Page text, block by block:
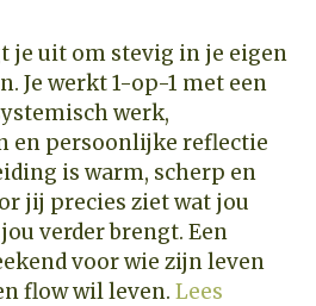
je uit om stevig in je eigen
Je werkt 1-op-1 met een
werk,
en persoonlijke reflectie
is warm, scherp en
jij precies ziet wat jou
verder brengt. Een
voor wie zijn leven
flow wil leven. Lees